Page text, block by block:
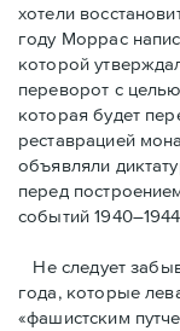
хотели
году Моррас
которой
переворот с
которая будет
реставрацией
объявляли
перед
событий
Не следует
года, которые
«фашистским